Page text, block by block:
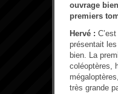
ouvrage
premiers
Hervé :
présentait
bien. La
coléoptères,
très grande